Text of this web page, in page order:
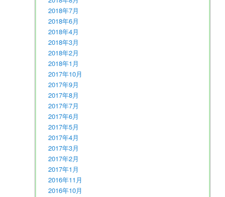
2018年7月
2018年6月
2018年4月
2018年3月
2018年2月
2018年1月
2017年10月
2017年9月
2017年8月
2017年7月
2017年6月
2017年5月
2017年4月
2017年3月
2017年2月
2017年1月
2016年11月
2016年10月